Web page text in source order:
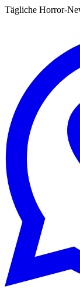
Tägliche Horror-